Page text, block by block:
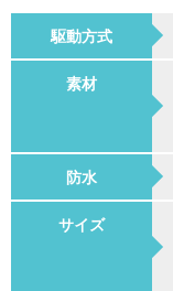
駆動方式
素材
防水
サイズ